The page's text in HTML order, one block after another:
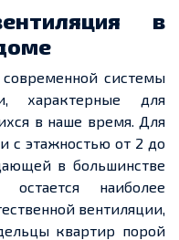
в
системы
характерные для
в наше время. Для
с этажностью от 2 до
в большинстве
наиболее
вентиляции,
квартир порой